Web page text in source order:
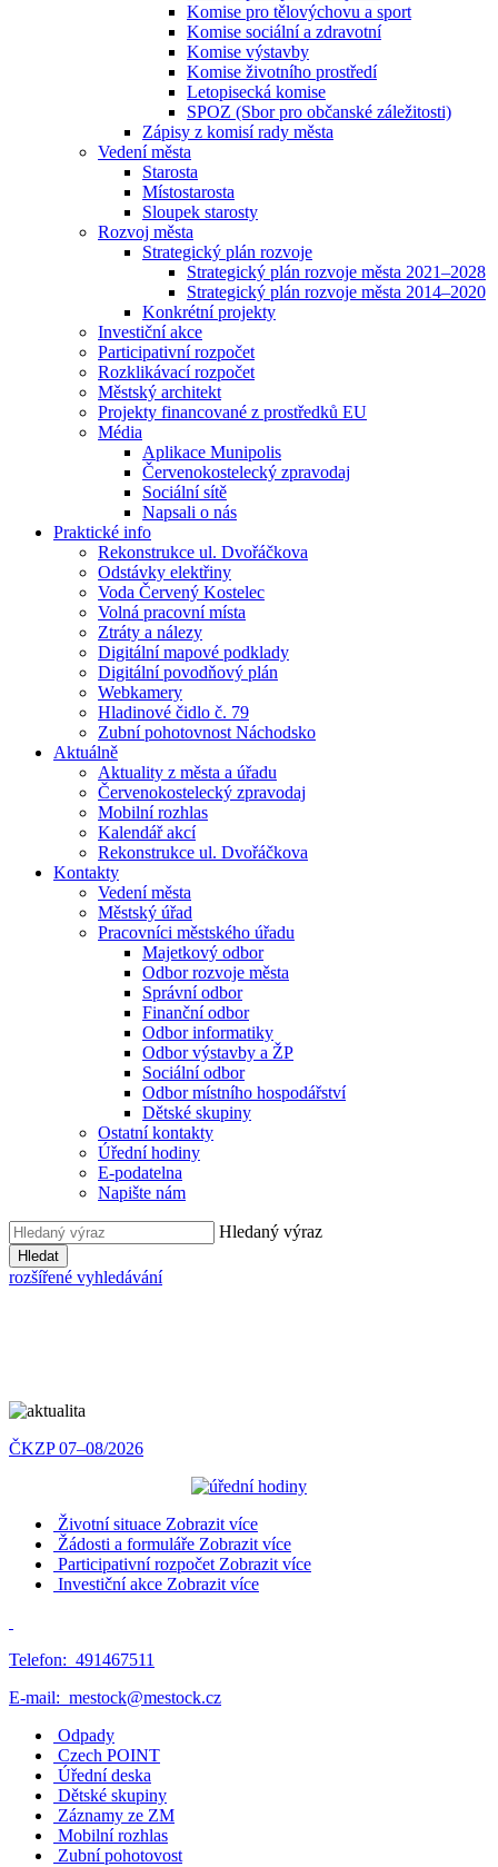
Komise pro tělovýchovu a sport
Komise sociální a zdravotní
Komise výstavby
Komise životního prostředí
Letopisecká komise
SPOZ (Sbor pro občanské záležitosti)
Zápisy z komisí rady města
Vedení města
Starosta
Místostarosta
Sloupek starosty
Rozvoj města
Strategický plán rozvoje
Strategický plán rozvoje města 2021–2028
Strategický plán rozvoje města 2014–2020
Konkrétní projekty
Investiční akce
Participativní rozpočet
Rozklikávací rozpočet
Městský architekt
Projekty financované z prostředků EU
Média
Aplikace Munipolis
Červenokostelecký zpravodaj
Sociální sítě
Napsali o nás
Praktické info
Rekonstrukce ul. Dvořáčkova
Odstávky elektřiny
Voda Červený Kostelec
Volná pracovní místa
Ztráty a nálezy
Digitální mapové podklady
Digitální povodňový plán
Webkamery
Hladinové čidlo č. 79
Zubní pohotovnost Náchodsko
Aktuálně
Aktuality z města a úřadu
Červenokostelecký zpravodaj
Mobilní rozhlas
Kalendář akcí
Rekonstrukce ul. Dvořáčkova
Kontakty
Vedení města
Městský úřad
Pracovníci městského úřadu
Majetkový odbor
Odbor rozvoje města
Správní odbor
Finanční odbor
Odbor informatiky
Odbor výstavby a ŽP
Sociální odbor
Odbor místního hospodářství
Dětské skupiny
Ostatní kontakty
Úřední hodiny
E-podatelna
Napište nám
Hledaný výraz
Hledat
rozšířené vyhledávání
ČKZP 07–08/2026
Životní situace Zobrazit více
Žádosti a formuláře Zobrazit více
Participativní rozpočet Zobrazit více
Investiční akce Zobrazit více
Telefon: 491467511
E-mail: mestock@mestock.cz
Odpady
Czech POINT
Úřední deska
Dětské skupiny
Záznamy ze ZM
Mobilní rozhlas
Zubní pohotovost